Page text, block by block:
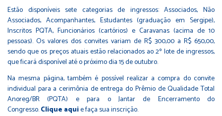
Estão disponíveis sete categorias de ingressos: Associados, Não
Associados, Acompanhantes, Estudantes (graduação em Sergipe),
Inscritos PQTA, Funcionários (cartórios) e Caravanas (acima de 10
pessoas). Os valores dos convites variam de R$ 300,00 a R$ 650,00,
sendo que os preços atuais estão relacionados ao 2º lote de ingressos,
que ficará disponível até o próximo dia 15 de outubro.
Na mesma página, também é possível realizar a compra do convite
individual para a cerimônia de entrega do Prêmio de Qualidade Total
Anoreg/BR (PQTA) e para o Jantar de Encerramento do
Congresso.Clique aquie faça sua inscrição.